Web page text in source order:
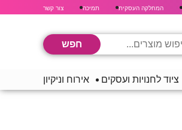
המחלקה העסקית תמיכה צור קשר
ציוד לחנויות ועסקים אירוח וניקיון